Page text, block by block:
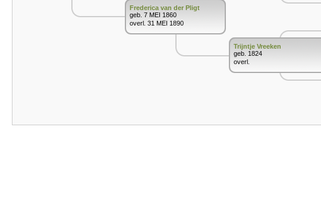
Frederica van der Pligt
geb. 7 MEI 1860
overl. 31 MEI 1890
Trijntje Vreeken
geb. 1824
overl.